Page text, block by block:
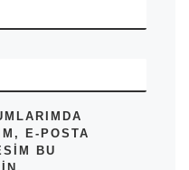
E-POSTA
BU